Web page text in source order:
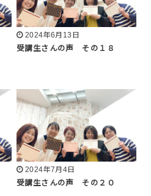
2024年6月13日
受講生さんの声 その１８
2024年7月4日
受講生さんの声 その２０